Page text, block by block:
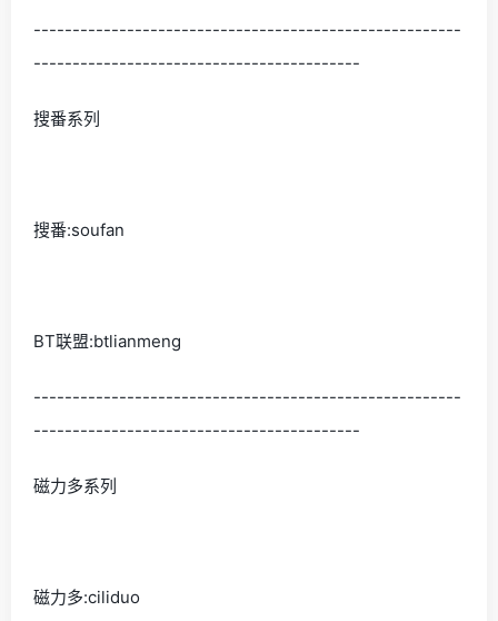
-------------------------------------------------------
------------------------------------------
搜番系列
搜番:soufan
BT联盟:btlianmeng
-------------------------------------------------------
------------------------------------------
磁力多系列
磁力多:ciliduo